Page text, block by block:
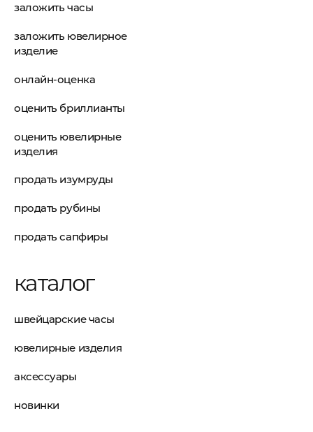
заложить часы
заложить ювелирное
изделие
онлайн-оценка
оценить бриллианты
оценить ювелирные
изделия
продать изумруды
продать рубины
продать сапфиры
каталог
швейцарские часы
ювелирные изделия
аксессуары
новинки